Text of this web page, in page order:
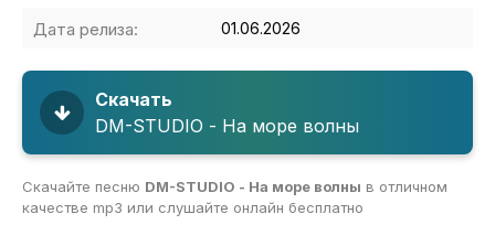
Дата релиза: 01.06.2026
Скачать
DM-STUDIO - На море волны
Скачайте песню DM-STUDIO - На море волны в отличном
качестве mp3 или слушайте онлайн бесплатно